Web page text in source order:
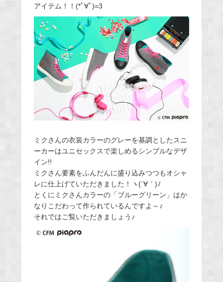
アイテム！！(*ﾟ∀ﾟ)=3
ミクさんの衣装カラーのグレーを基調としたスニ
ーカーはユニセックスで楽しめるシンプルなデザ
イン!!
ミクさん要素をふんだんに盛り込みつつもオシャ
レに仕上げていただきました！ヽ(´∀｀)ﾉ
とくにミクさんカラーの「ブルーグリーン」はか
なりこだわって作られているんですよ～♪
それではご覧いただきましょう♪